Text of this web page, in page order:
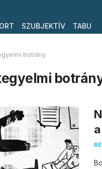
SZUBJEKTÍV TABU
botrány